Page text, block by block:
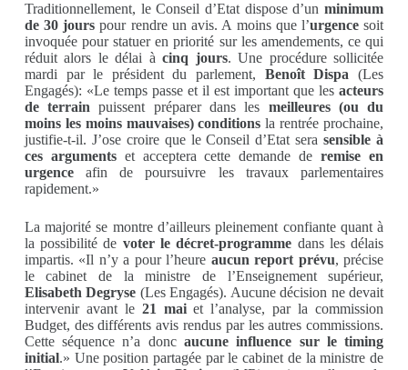
Traditionnellement, le Conseil d’Etat dispose d’unminimum
de 30 jours pour rendre un avis. A moins que l’urgencesoit
invoquée pour statuer en priorité sur les amendements, ce qui
réduit alors le délai àcinq jours. Une procédure sollicitée
mardi par le président du parlement, Benoît Dispa (Les
Engagés): «Le temps passe et il est important que lesacteurs
de terrainpuissent préparer dans les meilleures (ou du
moins les moins mauvaises) conditions la rentrée prochaine,
justifie-t-il. J’ose croire que le Conseil d’Etat serasensible à
ces argumentset acceptera cette demande deremise en
urgenceafin de poursuivre les travaux parlementaires
rapidement.»
La majorité se montre d’ailleurs pleinement confiante quant à
la possibilité de voter le décret-programme dans les délais
impartis. «Il n’y a pour l’heure aucun report prévu, précise
le cabinet de la ministre de l’Enseignement supérieur,
Elisabeth Degryse (Les Engagés). Aucune décision ne devait
intervenir avant le 21 maiet l’analyse, par la commission
Budget, des différents avis rendus par les autres commissions.
Cette séquence n’a donc aucune influence sur le timing
initial.» Une position partagée par le cabinet de la ministre de